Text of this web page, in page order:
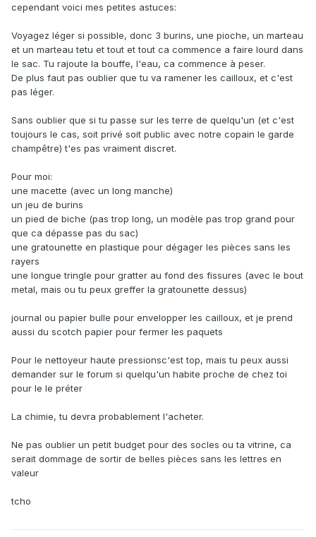
cependant voici mes petites astuces:
Voyagez léger si possible, donc 3 burins, une pioche, un marteau
et un marteau tetu et tout et tout ca commence a faire lourd dans
le sac. Tu rajoute la bouffe, l'eau, ca commence à peser.
De plus faut pas oublier que tu va ramener les cailloux, et c'est
pas léger.
Sans oublier que si tu passe sur les terre de quelqu'un (et c'est
toujours le cas, soit privé soit public avec notre copain le garde
champêtre) t'es pas vraiment discret.
Pour moi:
une macette (avec un long manche)
un jeu de burins
un pied de biche (pas trop long, un modèle pas trop grand pour
que ca dépasse pas du sac)
une gratounette en plastique pour dégager les pièces sans les
rayers
une longue tringle pour gratter au fond des fissures (avec le bout
metal, mais ou tu peux greffer la gratounette dessus)
journal ou papier bulle pour envelopper les cailloux, et je prend
aussi du scotch papier pour fermer les paquets
Pour le nettoyeur haute pressionsc'est top, mais tu peux aussi
demander sur le forum si quelqu'un habite proche de chez toi
pour le le préter
La chimie, tu devra probablement l'acheter.
Ne pas oublier un petit budget pour des socles ou ta vitrine, ca
serait dommage de sortir de belles pièces sans les lettres en
valeur
tcho